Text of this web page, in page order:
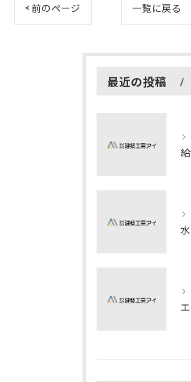
< 前のページ 一覧に戻る
最近の投稿